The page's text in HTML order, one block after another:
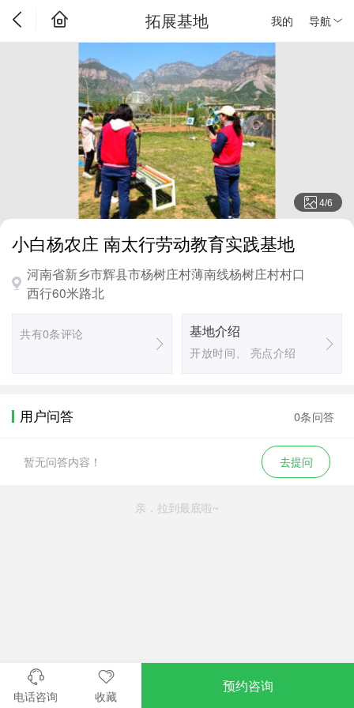
我的 导航
拓展基地
4/6
小白杨农庄 南太行劳动教育实践基地
河南省新乡市辉县市杨树庄村薄南线杨树庄村村口
西行60米路北
共有0条评论 基地介绍
开放时间、 亮点介绍
用户问答 0条问答
暂无问答内容！ 去提问
亲，拉到最底啦~
电话咨询 收藏
预约咨询